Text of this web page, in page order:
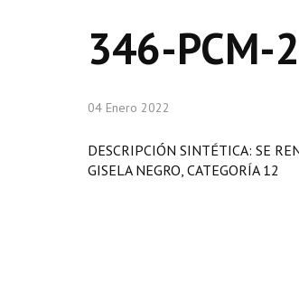
346-PCM-
04 Enero 2022
DESCRIPCIÓN SINTÉTICA: SE
GISELA NEGRO, CATEGORÍA 12